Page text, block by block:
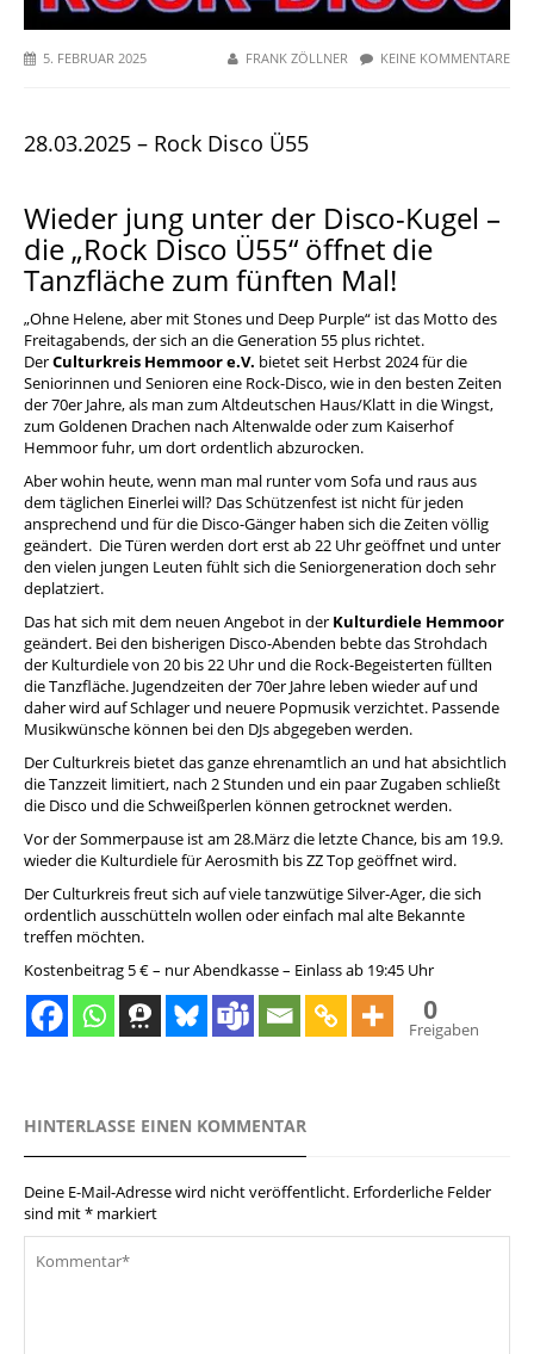
5. FEBRUAR 2025 KEINE KOMMENTARE
FRANK ZÖLLNER
28.03.2025 – Rock Disco Ü55
Wieder jung unter der Disco-Kugel –
die „Rock Disco Ü55“ öffnet die
Tanzfläche zum fünften Mal!
„Ohne Helene, aber mit Stones und Deep Purple“ ist das Motto des
Freitagabends, der sich an die Generation 55 plus richtet.
DerCulturkreis Hemmoor e.V. bietet seit Herbst 2024 für die
Seniorinnen und Senioren eine Rock-Disco, wie in den besten Zeiten
der 70er Jahre, als man zum Altdeutschen Haus/Klatt in die Wingst,
zum Goldenen Drachen nach Altenwalde oder zum Kaiserhof
Hemmoor fuhr, um dort ordentlich abzurocken.
Aber wohin heute, wenn man mal runter vom Sofa und raus aus
dem täglichen Einerlei will? Das Schützenfest ist nicht für jeden
ansprechend und für die Disco-Gänger haben sich die Zeiten völlig
geändert. Die Türen werden dort erst ab 22 Uhr geöffnet und unter
den vielen jungen Leuten fühlt sich die Seniorgeneration doch sehr
deplatziert.
Das hat sich mit dem neuen Angebot in der Kulturdiele Hemmoor
geändert. Bei den bisherigen Disco-Abenden bebte das Strohdach
der Kulturdiele von 20 bis 22 Uhr und die Rock-Begeisterten füllten
die Tanzfläche. Jugendzeiten der 70er Jahre leben wieder auf und
daher wird auf Schlager und neuere Popmusik verzichtet. Passende
Musikwünsche können bei den DJs abgegeben werden.
Der Culturkreis bietet das ganze ehrenamtlich an und hat absichtlich
die Tanzzeit limitiert, nach 2 Stunden und ein paar Zugaben schließt
die Disco und die Schweißperlen können getrocknet werden.
Vor der Sommerpause ist am 28.März die letzte Chance, bis am 19.9.
wieder die Kulturdiele für Aerosmith bis ZZ Top geöffnet wird.
Der Culturkreis freut sich auf viele tanzwütige Silver-Ager, die sich
ordentlich ausschütteln wollen oder einfach mal alte Bekannte
treffen möchten.
Kostenbeitrag 5 € – nur Abendkasse – Einlass ab 19:45 Uhr
0
Freigaben
HINTERLASSE EINEN KOMMENTAR
Deine E-Mail-Adresse wird nicht veröffentlicht. Erforderliche Felder
sind mit* markiert